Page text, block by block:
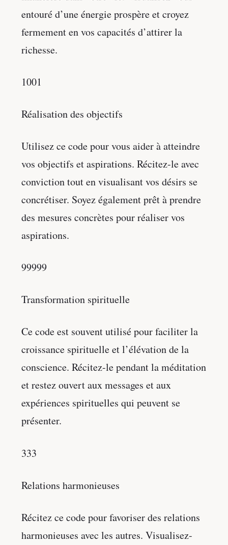
entouré d’une énergie prospère et croyez
fermement en vos capacités d’attirer la
richesse.
1001
Réalisation des objectifs
Utilisez ce code pour vous aider à atteindre
vos objectifs et aspirations. Récitez-le avec
conviction tout en visualisant vos désirs se
concrétiser. Soyez également prêt à prendre
des mesures concrètes pour réaliser vos
aspirations.
99999
Transformation spirituelle
Ce code est souvent utilisé pour faciliter la
croissance spirituelle et l’élévation de la
conscience. Récitez-le pendant la méditation
et restez ouvert aux messages et aux
expériences spirituelles qui peuvent se
présenter.
333
Relations harmonieuses
Récitez ce code pour favoriser des relations
harmonieuses avec les autres. Visualisez-